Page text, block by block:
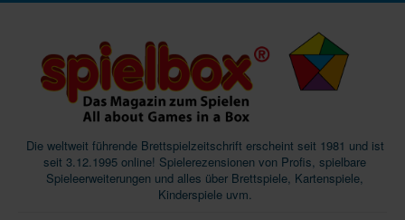
Die weltweit führende Brettspielzeitschrift erscheint seit 1981 und ist
seit 3.12.1995 online! Spielerezensionen von Profis, spielbare
Spieleerweiterungen und alles über Brettspiele, Kartenspiele,
Kinderspiele uvm.